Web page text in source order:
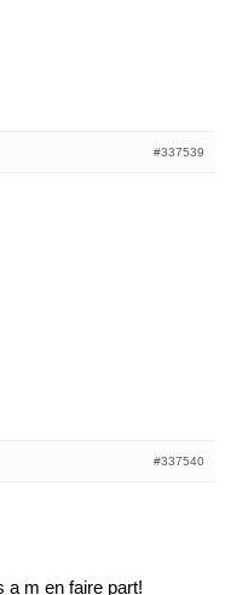
#337539
#337540
a m en faire part!